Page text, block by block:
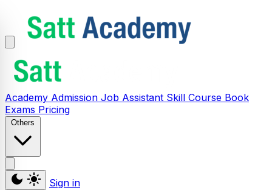
Academy Admission Job Assistant Skill Course Book
Exams Pricing
Others
Sign in